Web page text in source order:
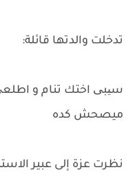
تدخلت والدتها قائلة:
سیبی اختك تنام و
ميصحش كده
نظرت عزة إلى عبير